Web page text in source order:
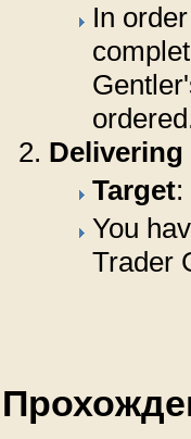
In
Delivering
Target
You
Trader